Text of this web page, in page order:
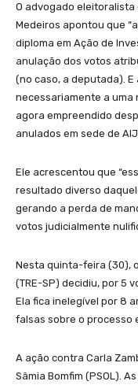
O advogado
Medeiros apontou que
diploma em Ação de
anulação dos votos
(no caso, a deputada).
necessariamente a uma
agora empreendido
anulados em sede de
Ele acrescentou que
resultado diverso
gerando a perda de
votos judicialmente
Nesta quinta-feira (30),
(TRE-SP) decidiu, por 5
Ela fica inelegível por 8
falsas sobre o processo
A ação contra Carla
Sâmia Bomfim (PSOL).